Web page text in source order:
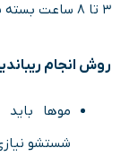
۳ تا ۸ ساعت بسته به طول موها
روش انجام
موها
شستشو